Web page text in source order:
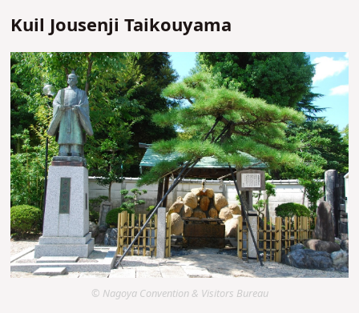
Kuil Jousenji Taikouyama
© Nagoya Convention & Visitors Bureau